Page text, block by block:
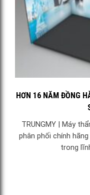
HƠN 16 NĂM ĐỒNG
TRUNGMY | Máy
phân phối chính
trong